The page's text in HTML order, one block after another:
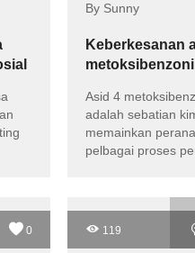
By Sunny
Keberkesanan
Asid 4
adalah sebatian
memainkan
pelbagai proses
0 119